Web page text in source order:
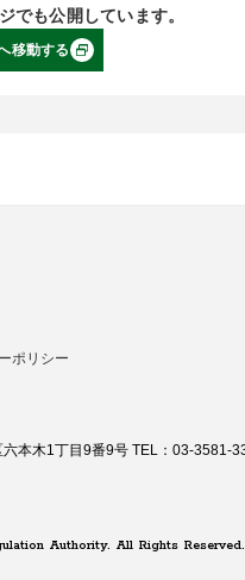
でも公開しています。
移動する
ポリシー
本木1丁目9番9号 TEL：03-3581-
Authority. All Rights Reserved.